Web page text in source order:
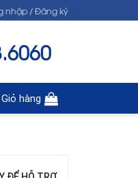
nhập / Đăng ký
Giỏ hàng